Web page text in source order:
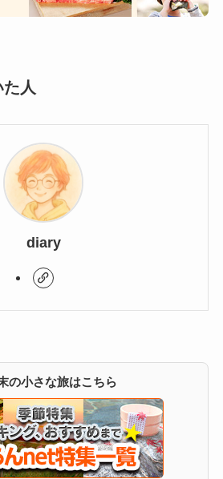
人
diary
の小さな旅はこちら